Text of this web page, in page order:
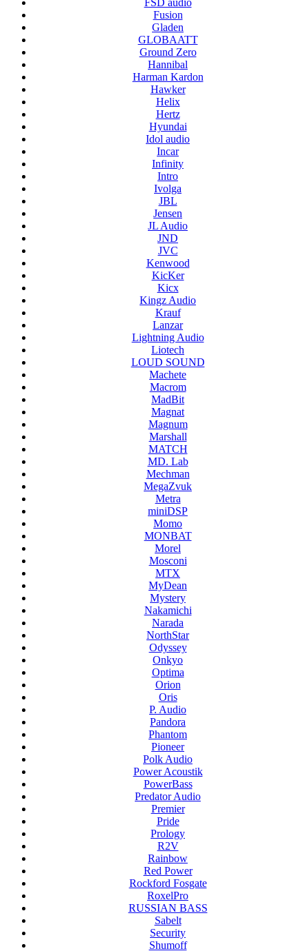
Fusion
Gladen
GLOBAATT
Ground Zero
Hannibal
Harman Kardon
Hawker
Helix
Hertz
Hyundai
Idol audio
Incar
Infinity
Intro
Ivolga
JBL
Jensen
JL Audio
JND
JVC
Kenwood
KicKer
Kicx
Kingz Audio
Krauf
Lanzar
Lightning Audio
Liotech
LOUD SOUND
Machete
Macrom
MadBit
Magnat
Magnum
Marshall
MATCH
MD. Lab
Mechman
MegaZvuk
Metra
miniDSP
Momo
MONBAT
Morel
Mosconi
MTX
MyDean
Mystery
Nakamichi
Narada
NorthStar
Odyssey
Onkyo
Optima
Orion
Oris
P. Audio
Pandora
Phantom
Pioneer
Polk Audio
Power Acoustik
PowerBass
Predator Audio
Premier
Pride
Prology
R2V
Rainbow
Red Power
Rockford Fosgate
RoxelPro
RUSSIAN BASS
Sabelt
Security
Shumoff